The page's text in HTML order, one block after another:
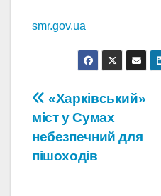
smr.gov.ua
Навігація
записів
«Харківський»
міст у Сумах
небезпечний для
пішоходів